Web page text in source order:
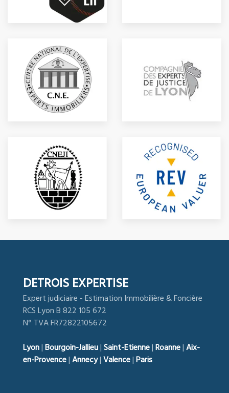
DETROIS EXPERTISE
Expert judiciaire - Estimation Immobilière & Foncière
RCS Lyon B 822 105 672
N° TVA FR72822105672
Lyon|Bourgoin-Jallieu|Saint-Etienne|Roanne|Aix-
en-Provence|Annecy|Valence|Paris